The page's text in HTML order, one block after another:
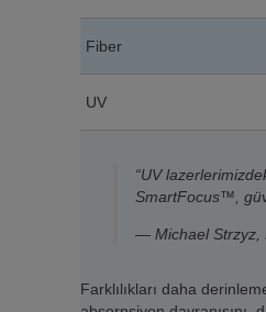
Fiber
UV
“UV
SmartFocus™,
— Michael Strzyz,
Farklılıkları daha